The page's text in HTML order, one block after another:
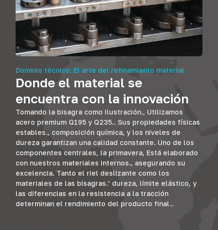
Dominio técnico: El arte del refinamiento material
Donde el material se
encuentra con la innovación
Tomando la bisagra como ilustración., Utilizamos
acero premium Q195 y Q235.. Sus propiedades físicas
estables., composición química, y los niveles de
dureza garantizan una calidad constante. Uno de los
componentes centrales, la primavera, Está elaborado
con nuestros materiales internos., asegurando su
excelencia. Tanto el riel deslizante como los
materiales de las bisagras.’ dureza, límite elástico, y
las diferencias en la resistencia a la tracción
determinan el rendimiento del producto final..